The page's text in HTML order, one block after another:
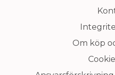
Om köp